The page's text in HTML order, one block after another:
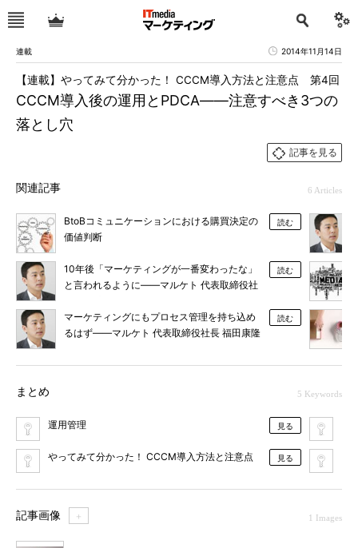
連載 2014年11月14日
CCCM導入後の運用とPDCA――注意すべき3つの
落とし穴
【連載】やってみて分かった！ CCCM導入方法と注意点 第4回
記事を見る
関連記事 6 Articles
BtoBコミュニケーションにおける購買決定の
価値判断
読む
10年後「マーケティングが一番変わったな」
と言われるように――マルケト 代表取締役社
読む
マーケティングにもプロセス管理を持ち込め
るはず――マルケト 代表取締役社長 福田康隆
読む
まとめ 5 Keywords
運用管理 見る
やってみて分かった！ CCCM導入方法と注意点 見る
記事画像 ＋ 1 Images